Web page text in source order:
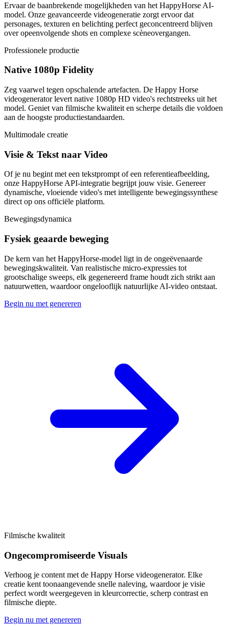
Ervaar de baanbrekende mogelijkheden van het HappyHorse AI-
model. Onze geavanceerde videogeneratie zorgt ervoor dat
personages, texturen en belichting perfect geconcentreerd blijven
over opeenvolgende shots en complexe scèneovergangen.
Professionele productie
Native 1080p Fidelity
Zeg vaarwel tegen opschalende artefacten. De Happy Horse
videogenerator levert native 1080p HD video's rechtstreeks uit het
model. Geniet van filmische kwaliteit en scherpe details die voldoen
aan de hoogste productiestandaarden.
Multimodale creatie
Visie & Tekst naar Video
Of je nu begint met een tekstprompt of een referentieafbeelding,
onze HappyHorse API-integratie begrijpt jouw visie. Genereer
dynamische, vloeiende video's met intelligente bewegingssynthese
direct op ons officiële platform.
Bewegingsdynamica
Fysiek geaarde beweging
De kern van het HappyHorse-model ligt in de ongeëvenaarde
bewegingskwaliteit. Van realistische micro-expressies tot
grootschalige sweeps, elk gegenereerd frame houdt zich strikt aan
natuurwetten, waardoor ongelooflijk natuurlijke AI-video ontstaat.
Begin nu met genereren
Filmische kwaliteit
Ongecompromiseerde Visuals
Verhoog je content met de Happy Horse videogenerator. Elke
creatie kent toonaangevende snelle naleving, waardoor je visie
perfect wordt weergegeven in kleurcorrectie, scherp contrast en
filmische diepte.
Begin nu met genereren